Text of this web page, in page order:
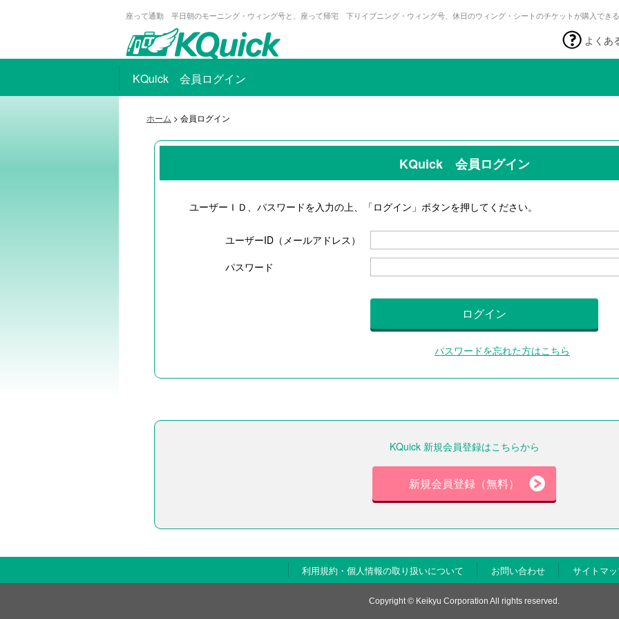
座って通勤 平日朝のモーニング・ウィング号と、座って帰宅 下りイブニング・ウィング号、休日のウィング・シートのチケットが購入でき
よくあ
KQuick 会員ログイン
ホーム > 会員ログイン
KQuick 会員ログイン
ユーザーＩＤ、パスワードを入力の上、「ログイン」ボタンを押してください。
ユーザーID（メールアドレス）
パスワード
ログイン
パスワードを忘れた方はこちら
KQuick 新規会員登録はこちらから
新規会員登録（無料）
利用規約・個人情報の取り扱いについて お問い合わせ サイトマ
Copyright © Keikyu Corporation All rights reserved.